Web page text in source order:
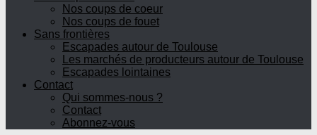
Nos coups de coeur
Nos coups de fouet
Sans frontières
Escapades autour de Toulouse
Les marchés de producteurs autour de Toulouse
Escapades lointaines
Contact
Qui sommes-nous ?
Contact
Abonnez-vous